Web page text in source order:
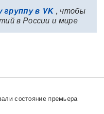
группу в VK, чтобы
в России и мире
состояние премьера